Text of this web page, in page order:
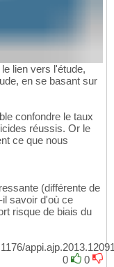
lien vers l'étude,
en se basant sur
confondre le taux
réussis. Or le
ce que nous
(différente de
savoir d'où ce
risque de biais du
0
0